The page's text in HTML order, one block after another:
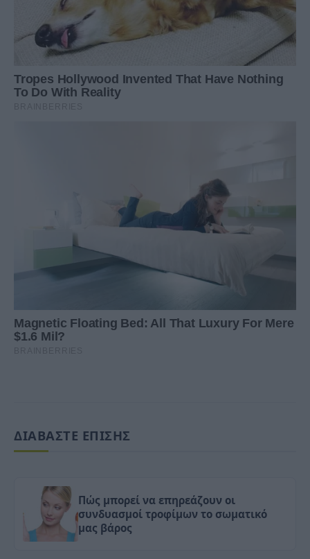
ΔΙΑΒΑΣΤΕ ΕΠΙΣΗΣ
Πώς μπορεί να επηρεάζουν οι
συνδυασμοί τροφίμων το σωματικό
μας βάρος